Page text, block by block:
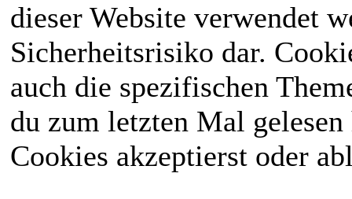
dieser Website verwendet
Sicherheitsrisiko dar.
auch die spezifischen
du zum letzten Mal
Cookies akzeptierst oder